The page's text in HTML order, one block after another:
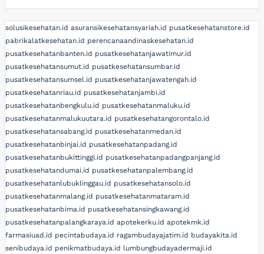
solusikesehatan.id asuransikesehatansyariah.id pusatkesehatanstore.id
pabrikalatkesehatan.id perencanaandinaskesehatan.id
pusatkesehatanbanten.id pusatkesehatanjawatimur.id
pusatkesehatansumut.id pusatkesehatansumbar.id
pusatkesehatansumsel.id pusatkesehatanjawatengah.id
pusatkesehatanriau.id pusatkesehatanjambi.id
pusatkesehatanbengkulu.id pusatkesehatanmaluku.id
pusatkesehatanmalukuutara.id pusatkesehatangorontalo.id
pusatkesehatansabang.id pusatkesehatanmedan.id
pusatkesehatanbinjai.id pusatkesehatanpadang.id
pusatkesehatanbukittinggi.id pusatkesehatanpadangpanjang.id
pusatkesehatandumai.id pusatkesehatanpalembang.id
pusatkesehatanlubuklinggau.id pusatkesehatansolo.id
pusatkesehatanmalang.id pusatkesehatanmataram.id
pusatkesehatanbima.id pusatkesehatansingkawang.id
pusatkesehatanpalangkaraya.id apotekerku.id apotekmk.id
farmasiuad.id pecintabudaya.id ragambudayajatim.id budayakita.id
senibudaya.id penikmatbudaya.id lumbungbudayadermaji.id